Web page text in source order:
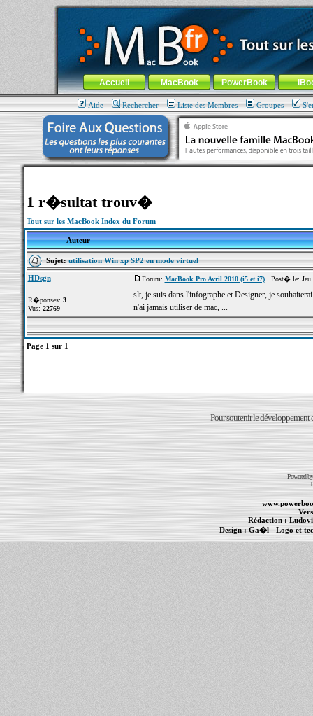
MacBook-fr.com : 100% Apple... 100% nomade !
Aller au contenu-Aller au menu général-Aller au menu de
Menu général
Accueil MacBook PowerBook
Aide Rechercher Liste des Membres Groupes
1 r�sultat trouv�
Tout sur les MacBook Index du Forum
Auteur
Sujet:utilisation Win xp SP2 en mode virtuel
HDsgn
R�ponses: 3
Vus: 22769
Forum: MacBook Pro Avril 2010 (i5 et i7)Post� le: Jeu
slt, je suis dans l'infographe et Designer, je
n'ai jamais utiliser de mac, ...
Page 1 sur 1
Pour soutenir le développement
Powered
Rédaction :
Design :Ga�l- Logo et